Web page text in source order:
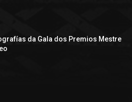
da Gala dos Premios Mestre